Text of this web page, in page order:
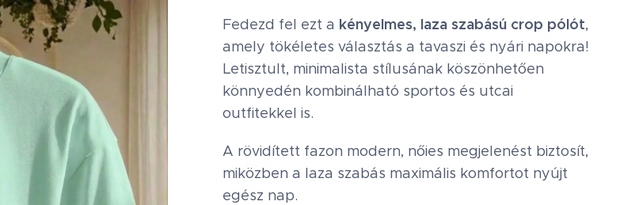
Fedezd fel ezt a kényelmes, laza szabású crop pólót,
amely tökéletes választás a tavaszi és nyári napokra!
Letisztult, minimalista stílusának köszönhetően
könnyedén kombinálható sportos és utcai
outfitekkel is.
A rövidített fazon modern, nőies megjelenést biztosít,
miközben a laza szabás maximális komfortot nyújt
egész nap.